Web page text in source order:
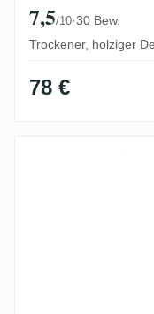
7,5/10·30 Bew.
Trockener, holziger
78 €
TBRC